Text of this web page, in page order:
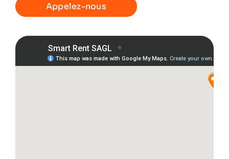
Les partenaires
Appelez-nous